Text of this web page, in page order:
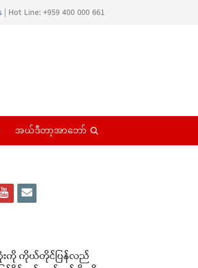
| Hot Line: +959 400 000 661
အယ်ဒီတာ့အာဘော်
y
t
e
i
းကို ကိုယ်တိုင်ပြန်လည်